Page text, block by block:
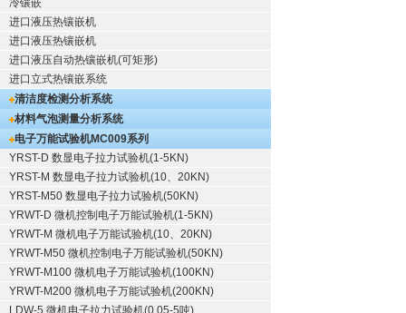
冷镶嵌
进口液压热镶嵌机
进口液压热镶嵌机
进口液压自动热镶嵌机(可矩形)
进口立式热镶嵌系统
清洁度检测分析系统
材料气泡测量分析系统
电子万能试验机MC009系列
YRST-D 数显电子拉力试验机(1-5KN)
YRST-M 数显电子拉力试验机(10、20KN)
YRST-M50 数显电子拉力试验机(50KN)
YRWT-D 微机控制电子万能试验机(1-5KN)
YRWT-M 微机电子万能试验机(10、20KN)
YRWT-M50 微机控制电子万能试验机(50KN)
YRWT-M100 微机电子万能试验机(100KN)
YRWT-M200 微机电子万能试验机(200KN)
LDW-5 微机电子拉力试验机(0.05-5吨)